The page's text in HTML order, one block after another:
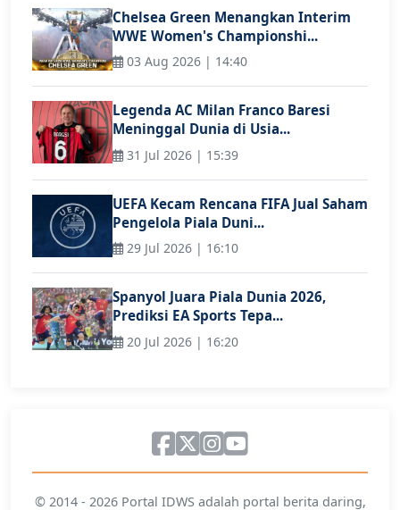
Chelsea Green Menangkan Interim
WWE Women's Championshi...
03 Aug 2026 | 14:40
Legenda AC Milan Franco Baresi
Meninggal Dunia di Usia...
31 Jul 2026 | 15:39
UEFA Kecam Rencana FIFA Jual Saham
Pengelola Piala Duni...
29 Jul 2026 | 16:10
Spanyol Juara Piala Dunia 2026,
Prediksi EA Sports Tepa...
20 Jul 2026 | 16:20
© 2014 - 2026 Portal IDWS adalah portal berita daring,